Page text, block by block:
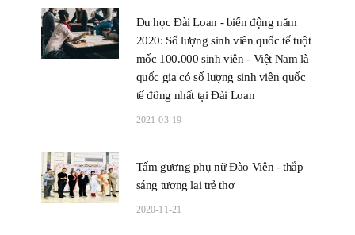
Du học Đài Loan - biến động năm
2020: Số lượng sinh viên quốc tế tuột
mốc 100.000 sinh viên - Việt Nam là
quốc gia có số lượng sinh viên quốc
tế đông nhất tại Đài Loan
2021-03-19
Tấm gương phụ nữ Đào Viên - thắp
sáng tương lai trẻ thơ
2020-11-21